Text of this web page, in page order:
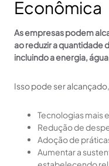
Econômica
As empresas podem
ao reduzir a quantidade
incluindo a energia,
Isso pode ser
Tecnologias mais
Redução de
Adoção de
Aumentar a